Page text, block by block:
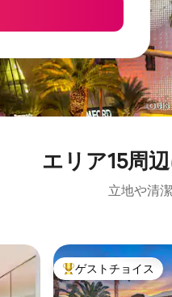
エリア15⁠周⁠
立地や清
大好評のゲストチョ
ゲストチョイス